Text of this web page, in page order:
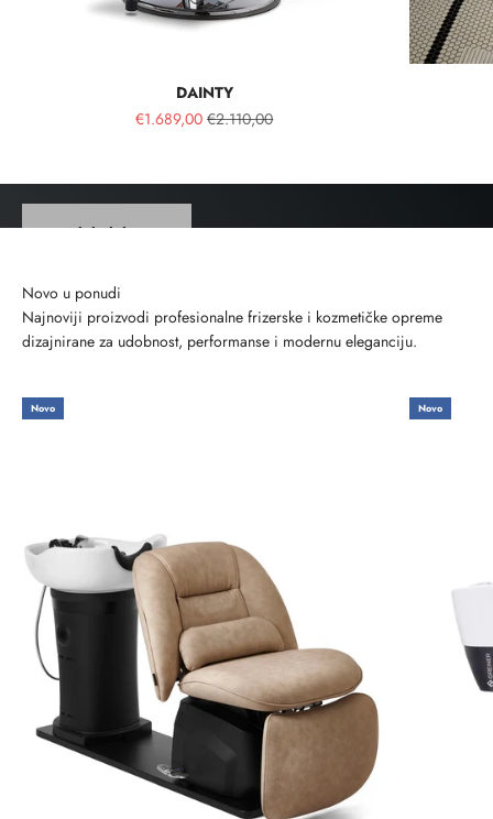
DAINTY
€1.689,00 €2.110,00
Vidi kolekciju
Najnoviji proizvodi profesionalne frizerske i kozmetičke opreme
dizajnirane za udobnost, performanse i modernu eleganciju.
Novo Novo